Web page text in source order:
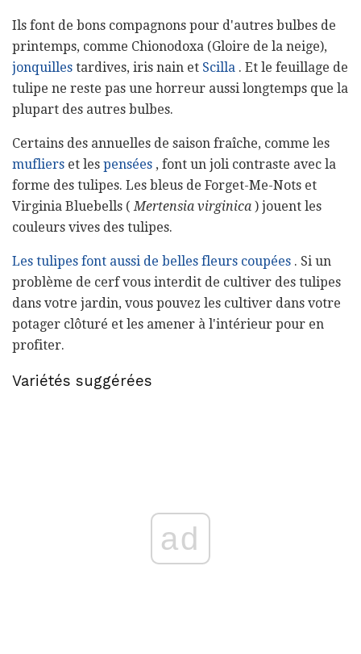
Ils font de bons compagnons pour d'autres bulbes de
printemps, comme Chionodoxa (Gloire de la neige),
jonquilles tardives, iris nain et Scilla . Et le feuillage de
tulipe ne reste pas une horreur aussi longtemps que la
plupart des autres bulbes.
Certains des annuelles de saison fraîche, comme les
mufliers et les pensées , font un joli contraste avec la
forme des tulipes. Les bleus de Forget-Me-Nots et
Virginia Bluebells ( Mertensia virginica ) jouent les
couleurs vives des tulipes.
Les tulipes font aussi de belles fleurs coupées . Si un
problème de cerf vous interdit de cultiver des tulipes
dans votre jardin, vous pouvez les cultiver dans votre
potager clôturé et les amener à l'intérieur pour en
profiter.
Variétés suggérées
ad